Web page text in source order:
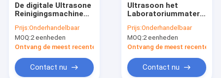
De digitale Ultrasone
Reinigingsmachine
Tijdopnemerlaboratorium
Prijs:Onderhandelbaar
MOQ:2 eenheden
Ontvang de meest recente Prijs
Contact nu
Ultrasoon het
Laboratoriummateriaal
Schonere 10L van Ce
met Machts
Regelbare Functie
Prijs:Onderhandelbaar
MOQ:2 eenheden
Ontvang de meest recente
Contact nu